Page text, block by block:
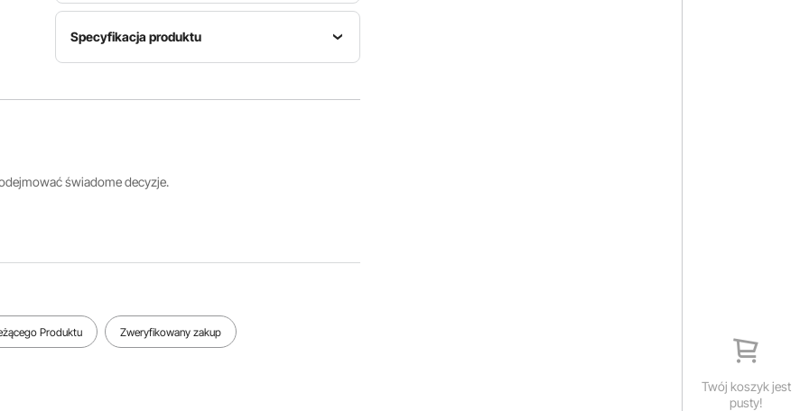
Twój koszyk jest
pusty!
Specyfikacja produktu
modelu
Moc
do lodu
Maksymalna
1,2 kg /
Zobacz wszystkie specyfikacje
świadome decyzje.
Produktu Zweryfikowany zakup